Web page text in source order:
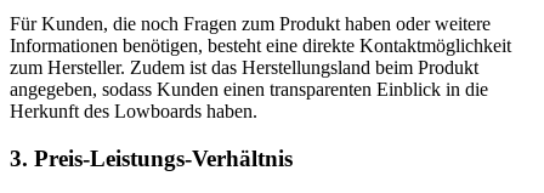
Für Kunden, die noch Fragen zum Produkt haben oder weitere
Informationen benötigen, besteht eine direkte Kontaktmöglichkeit
zum Hersteller. Zudem ist das Herstellungsland beim Produkt
angegeben, sodass Kunden einen transparenten Einblick in die
Herkunft des Lowboards haben.
3. Preis-Leistungs-Verhältnis